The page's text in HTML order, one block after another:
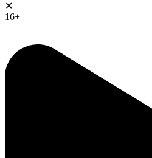
✕
16+